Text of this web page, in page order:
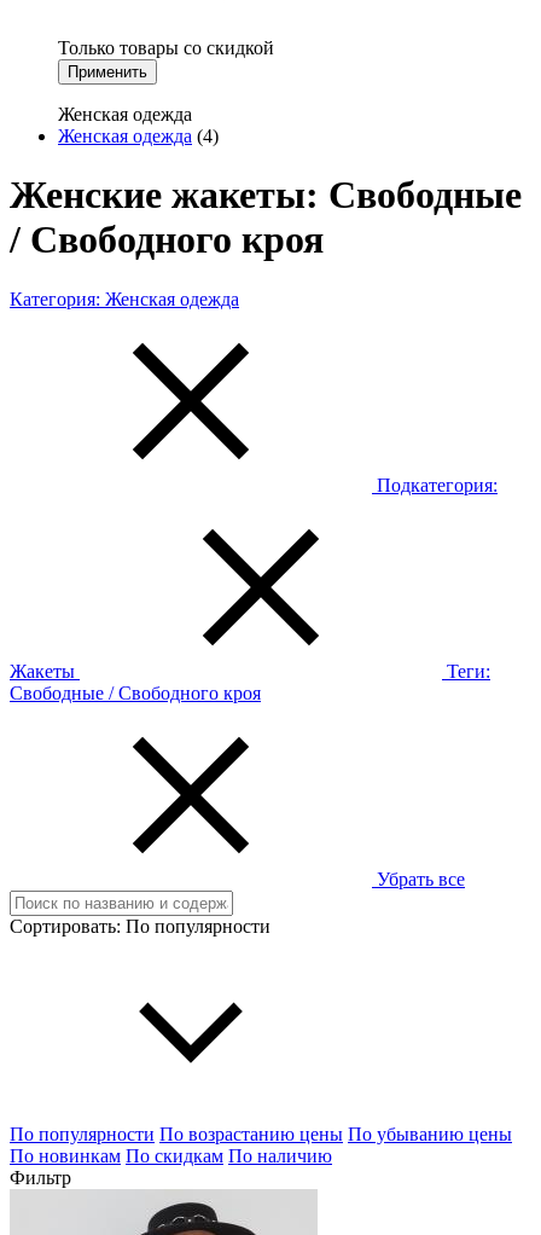
Только товары со скидкой
Применить
Женская одежда
Женская одежда (4)
Женские жакеты: Свободные
/ Свободного кроя
Категория: Женская одежда
Подкатегория:
Жакеты
Теги:
Свободные / Свободного кроя
Убрать все
Сортировать: По популярности
По популярности По возрастанию цены По убыванию цены
По новинкам По скидкам По наличию
Фильтр